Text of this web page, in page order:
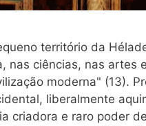
território da
nas ciências, nas artes
moderna" (13).
liberalmente
criadora e raro poder